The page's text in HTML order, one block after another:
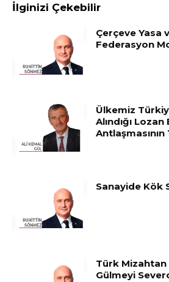
İlginizi Çekebilir
Çerçeve Yasa
Federasyon
Ülkemiz
Alındığı Lozan
Antlaşmasının
Sanayide Kök
Türk Mizahtan
Gülmeyi